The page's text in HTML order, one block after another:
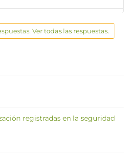
Ver todas las respuestas.
registradas en la seguridad